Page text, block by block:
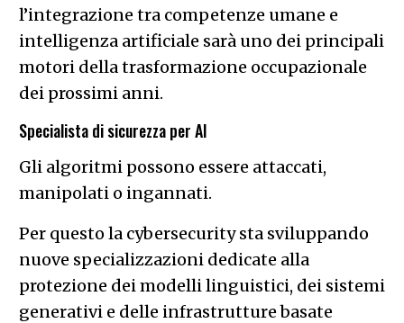
l’integrazione tra competenze umane e
intelligenza artificiale sarà uno dei principali
motori della trasformazione occupazionale
dei prossimi anni.
Specialista di sicurezza per AI
Gli algoritmi possono essere attaccati,
manipolati o ingannati.
Per questo la cybersecurity sta sviluppando
nuove specializzazioni dedicate alla
protezione dei modelli linguistici, dei sistemi
generativi e delle infrastrutture basate